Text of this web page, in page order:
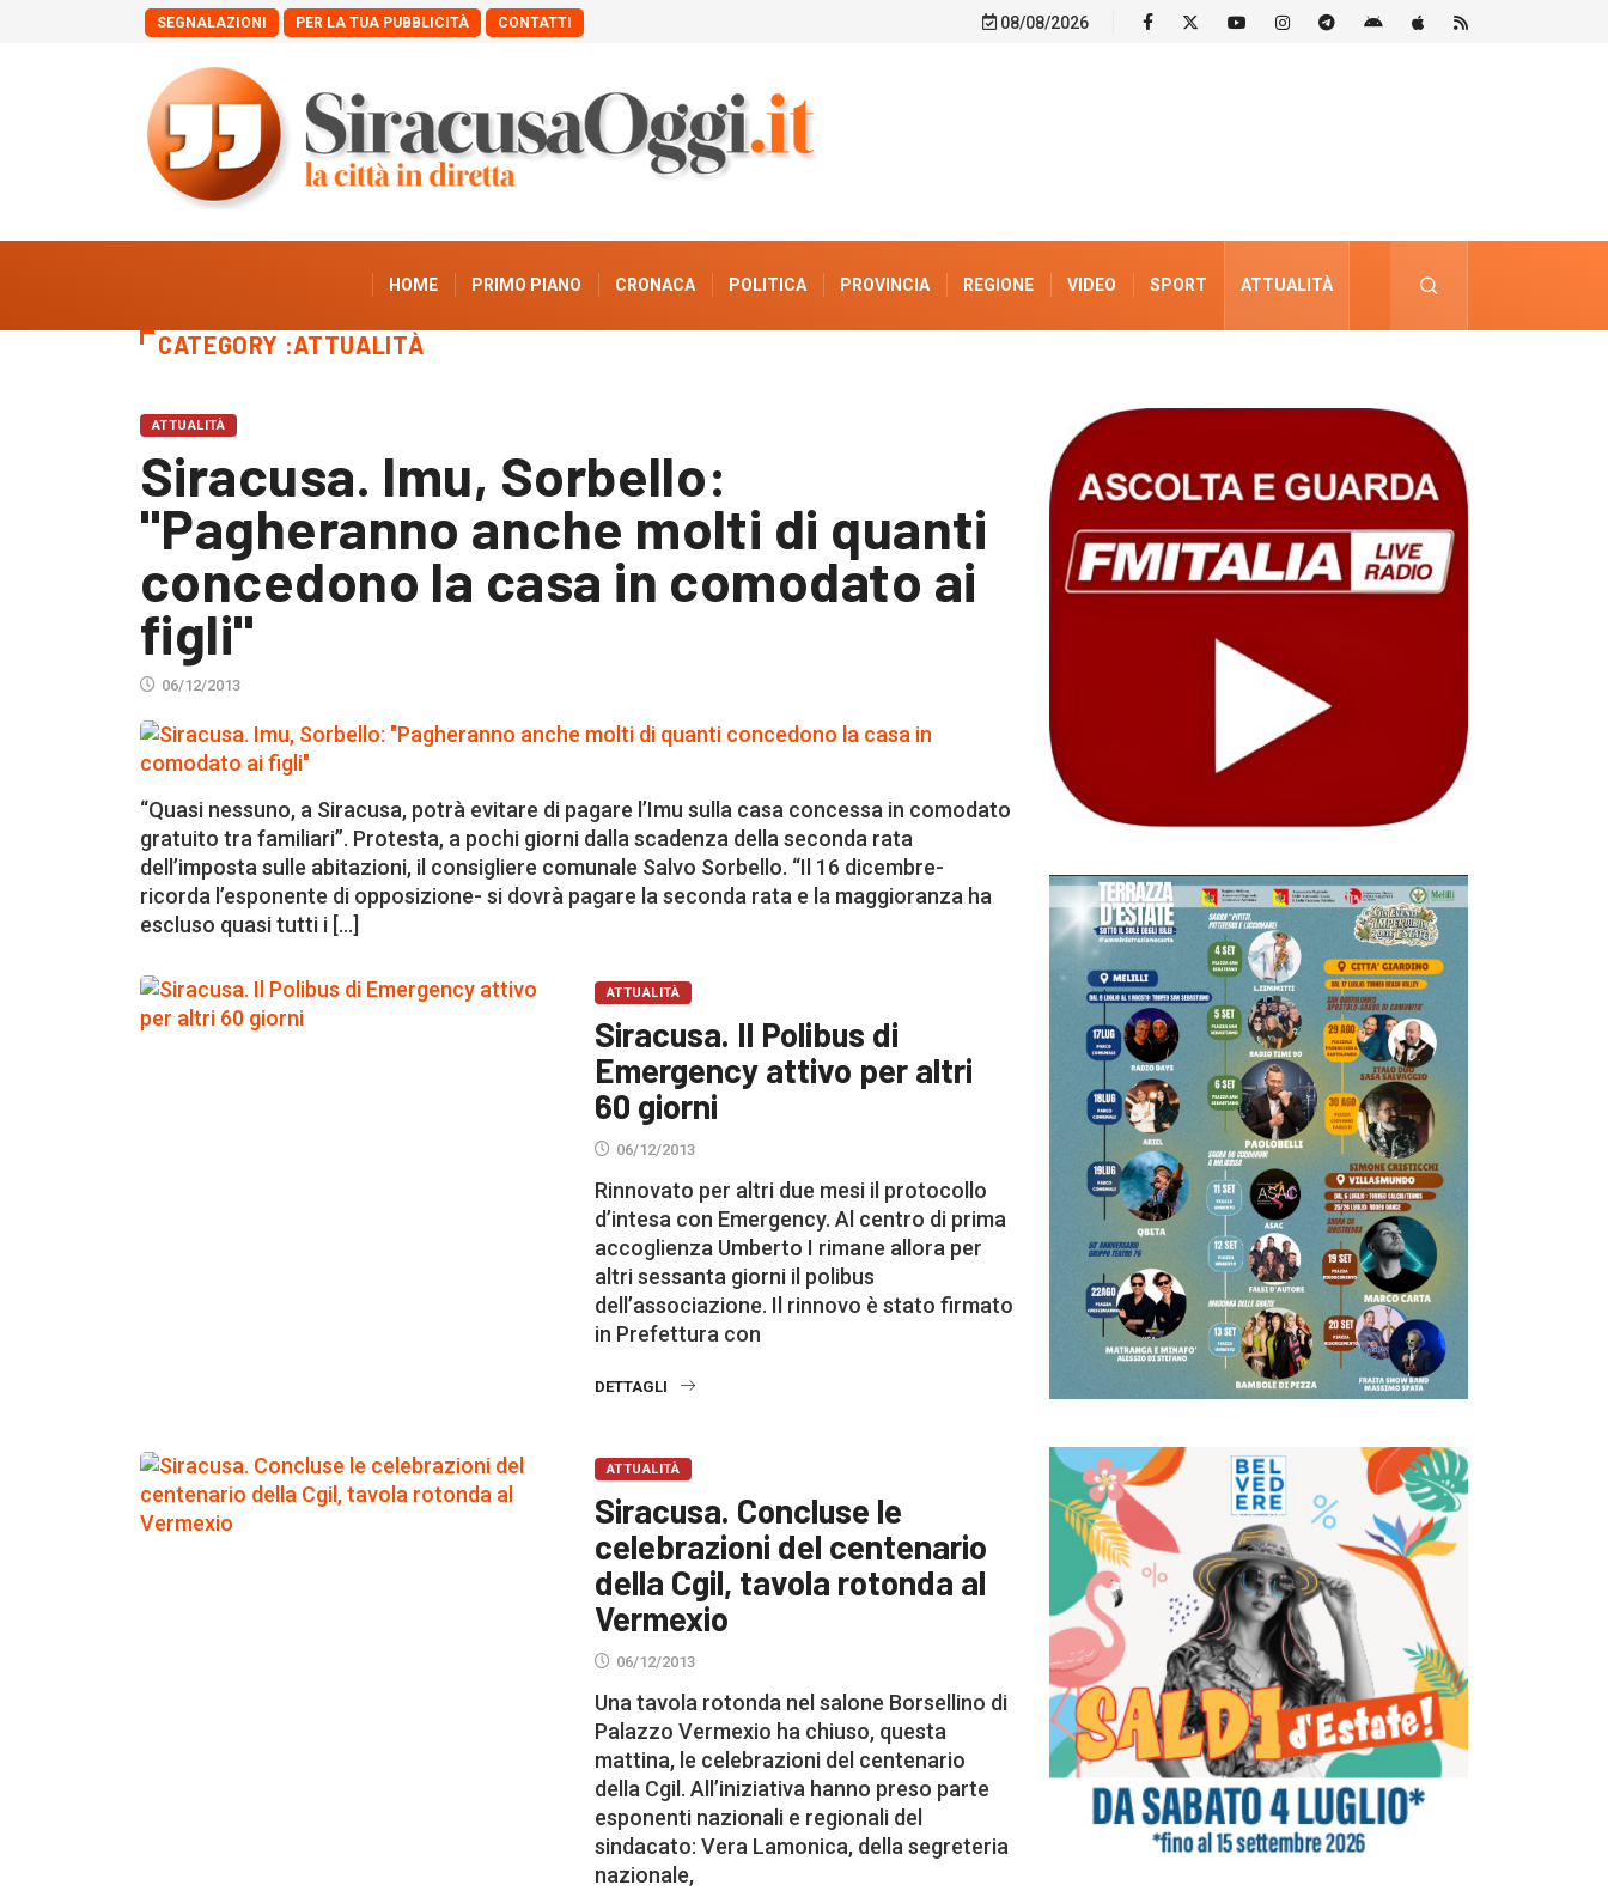
SEGNALAZIONI PER LA TUA PUBBLICITÀ CONTATTI 08/08/2026
HOME PRIMO PIANO CRONACA POLITICA PROVINCIA REGIONE VIDEO SPORT ATTUALITÀ
CATEGORY :ATTUALITÀ
ATTUALITÀ
Siracusa. Imu, Sorbello:
"Pagheranno anche molti di quanti
concedono la casa in comodato ai
figli"
06/12/2013
“Quasi nessuno, a Siracusa, potrà evitare di pagare l’Imu sulla casa concessa in comodato
gratuito tra familiari”. Protesta, a pochi giorni dalla scadenza della seconda rata
dell’imposta sulle abitazioni, il consigliere comunale Salvo Sorbello. “Il 16 dicembre-
ricorda l’esponente di opposizione- si dovrà pagare la seconda rata e la maggioranza ha
escluso quasi tutti i […]
ATTUALITÀ
Siracusa. Il Polibus di
Emergency attivo per altri
60 giorni
06/12/2013
Rinnovato per altri due mesi il protocollo
d’intesa con Emergency. Al centro di prima
accoglienza Umberto I rimane allora per
altri sessanta giorni il polibus
dell’associazione. Il rinnovo è stato firmato
in Prefettura con
DETTAGLI
ATTUALITÀ
Siracusa. Concluse le
celebrazioni del centenario
della Cgil, tavola rotonda al
Vermexio
06/12/2013
Una tavola rotonda nel salone Borsellino di
Palazzo Vermexio ha chiuso, questa
mattina, le celebrazioni del centenario
della Cgil. All’iniziativa hanno preso parte
esponenti nazionali e regionali del
sindacato: Vera Lamonica, della segreteria
nazionale,